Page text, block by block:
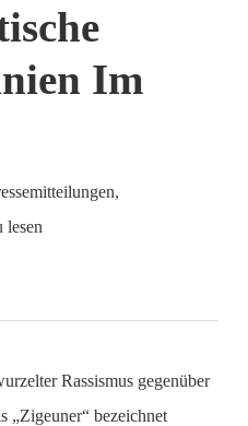
Im
,
lesen
Rassismus gegenüber
„Zigeuner“ bezeichnet